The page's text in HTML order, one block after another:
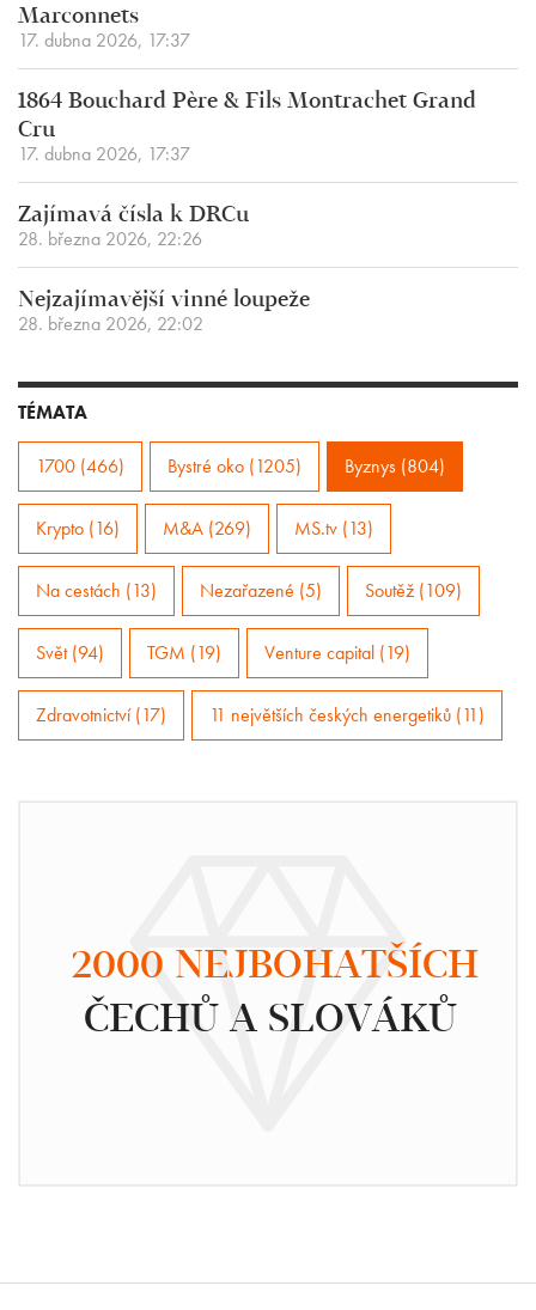
Marconnets
17. dubna 2026, 17:37
1864 Bouchard Père & Fils Montrachet Grand
Cru
17. dubna 2026, 17:37
Zajímavá čísla k DRCu
28. března 2026, 22:26
Nejzajímavější vinné loupeže
28. března 2026, 22:02
TÉMATA
1700 (466) Bystré oko (1205) Byznys (804)
Krypto (16) M&A (269) MS.tv (13)
Na cestách (13) Nezařazené (5) Soutěž (109)
Svět (94) TGM (19) Venture capital (19)
Zdravotnictví (17) 11 největších českých energetiků (11)
2000 NEJBOHATŠÍCH
ČECHŮ A SLOVÁKŮ